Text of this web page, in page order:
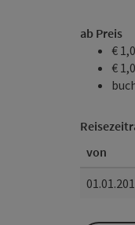
ab Preis
€
€
von